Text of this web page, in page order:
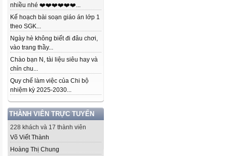
nhiều nhé ❤️❤️❤️❤️❤️❤️...
Kế hoạch bài soạn giáo án lớp 1
theo SGK...
Ngày hè không biết đi đâu chơi,
vào trang thầy...
Chào bạn N, tài liệu siêu hay và
chỉn chu...
Quy chế làm việc của Chi bộ
nhiệm kỳ 2025-2030...
THÀNH VIÊN TRỰC TUYẾN
228 khách và 17 thành viên
Võ Viết Thành
Hoàng Thị Chung